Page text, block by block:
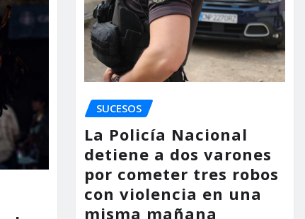
SUCESOS
La Policía Nacional
detiene a dos varones
por cometer tres robos
con violencia en una
misma mañana